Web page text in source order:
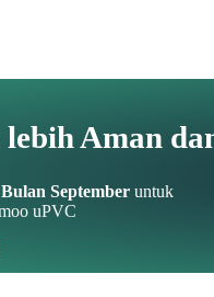
Aman
Bulan September untuk
uPVC